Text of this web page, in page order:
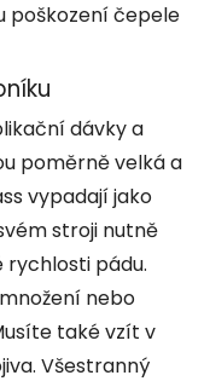
poškození čepele
dávky a
poměrně velká a
vypadají jako
stroji nutně
pádu.
nebo
také vzít v
Všestranný